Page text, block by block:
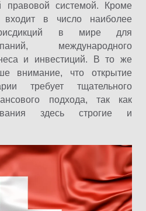
правовой системой. Кроме
входит в число наиболее
в мире для
международного
и инвестиций. В то же
внимание, что открытие
требует тщательного
подхода, так как
здесь строгие и